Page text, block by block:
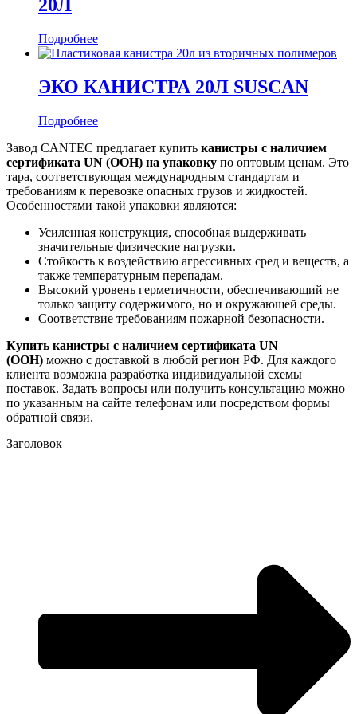
20Л
Подробнее
ЭКО КАНИСТРА 20Л SUSCAN
Подробнее
Завод CANTEC предлагает купить канистры с наличием
сертификата UN (ООН) на упаковку по оптовым ценам. Это
тара, соответствующая международным стандартам и
требованиям к перевозке опасных грузов и жидкостей.
Особенностями такой упаковки являются:
Усиленная конструкция, способная выдерживать
значительные физические нагрузки.
Стойкость к воздействию агрессивных сред и веществ, а
также температурным перепадам.
Высокий уровень герметичности, обеспечивающий не
только защиту содержимого, но и окружающей среды.
Соответствие требованиям пожарной безопасности.
Купить канистры с наличием сертификата UN
(ООН) можно с доставкой в любой регион РФ. Для каждого
клиента возможна разработка индивидуальной схемы
поставок. Задать вопросы или получить консультацию можно
по указанным на сайте телефонам или посредством формы
обратной связи.
Заголовок